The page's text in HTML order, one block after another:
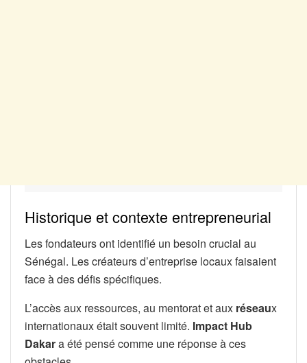
Historique et contexte entrepreneurial
Les fondateurs ont identifié un besoin crucial au
Sénégal. Les créateurs d’entreprise locaux faisaient
face à des défis spécifiques.
L’accès aux ressources, au mentorat et aux réseaux
internationaux était souvent limité. Impact Hub
Dakara été pensé comme une réponse à ces